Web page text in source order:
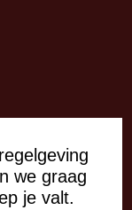
we graag
je valt.
13:00 - 20:00 uur